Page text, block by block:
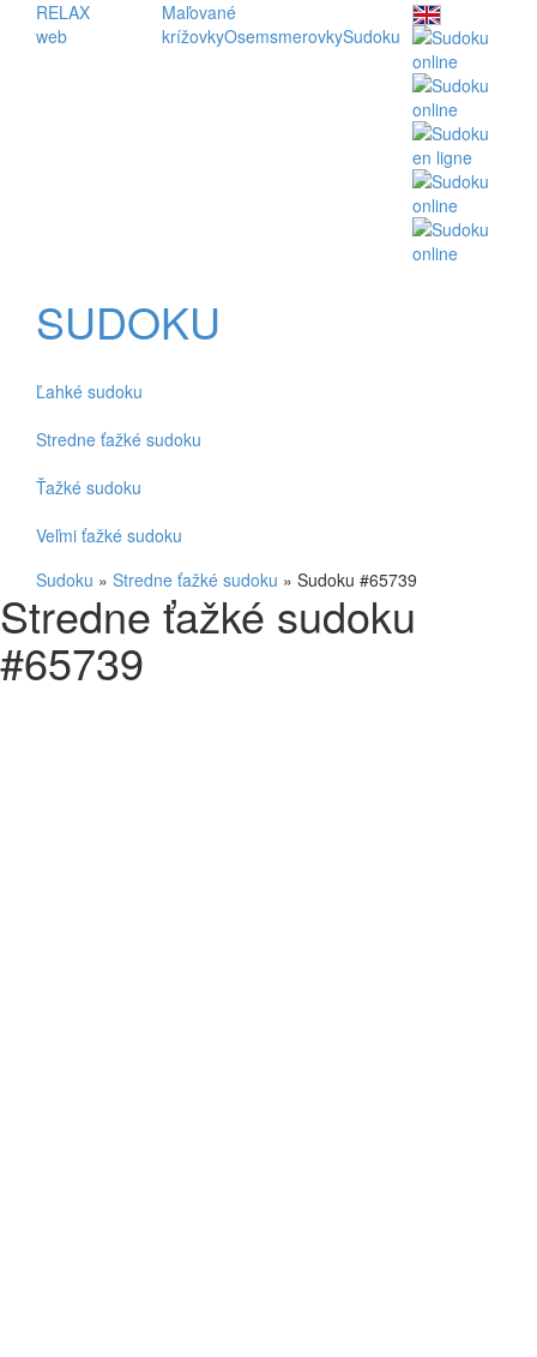
RELAX
web
Maľované
krížovkyOsemsmerovkySudoku
SUDOKU
Ľahké sudoku
Stredne ťažké sudoku
Ťažké sudoku
Veľmi ťažké sudoku
Sudoku » Stredne ťažké sudoku » Sudoku #65739
Stredne ťažké sudoku
#65739